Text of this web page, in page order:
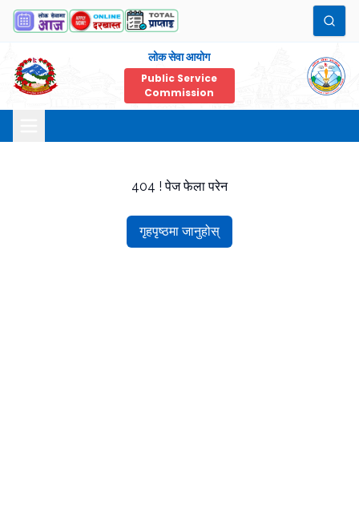
लोक सेवा आयोग
Public Service
Commission
404 ! पेज फेला परेन
गृहपृष्ठमा जानुहोस्